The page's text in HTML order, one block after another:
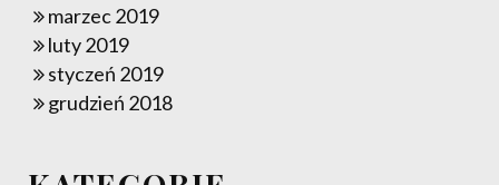
marzec 2019
luty 2019
styczeń 2019
grudzień 2018